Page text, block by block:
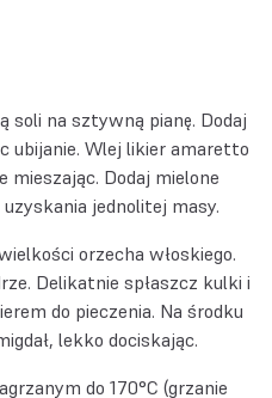
soli na sztywną pianę. Dodaj
ubijanie. Wlej likier amaretto
mieszając. Dodaj mielone
jednolitej masy.
orzecha włoskiego.
Delikatnie spłaszcz kulki i
do pieczenia. Na środku
lekko dociskając.
do 170°C (grzanie